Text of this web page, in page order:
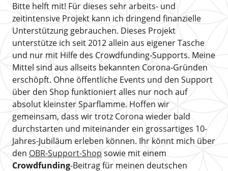
Bitte helft mit! Für dieses sehr arbeits- und
zeitintensive Projekt kann ich dringend finanzielle
Unterstützung gebrauchen. Dieses Projekt
unterstütze ich seit 2012 allein aus eigener Tasche
und nur mit Hilfe des Crowdfunding-Supports. Meine
Mittel sind aus allseits bekannten Corona-Gründen
erschöpft. Ohne öffentliche Events und den Support
über den Shop funktioniert alles nur noch auf
absolut kleinster Sparflamme. Hoffen wir
gemeinsam, dass wir trotz Corona wieder bald
durchstarten und miteinander ein grossartiges 10-
Jahres-Jubiläum erleben können. Ihr könnt mich über
den OBR-Support-Shop sowie mit einem
Crowdfunding-Beitrag für meinen deutschen